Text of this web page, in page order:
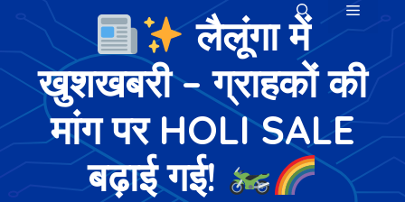
MENU
लैलूंगा में
खुशखबरी – ग्राहकों की
मांग पर HOLI SALE
बढ़ाई गई!